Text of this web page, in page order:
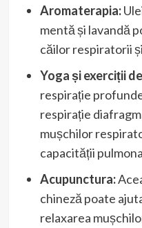
Aromaterapia:
mentă și lavandă
căilor respiratorii
Yoga și exerciții
respirație
respirație
mușchilor
capacității
Acupunctura:
chineză poate
relaxarea